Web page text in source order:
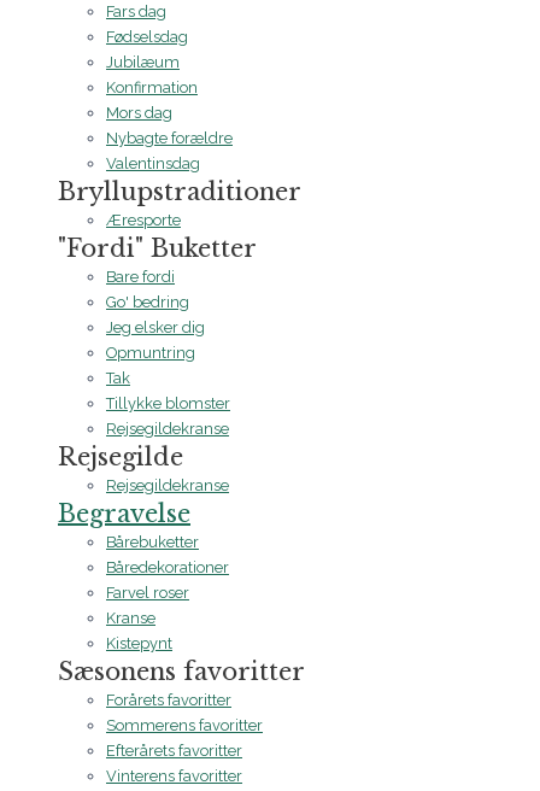
Fars dag
Fødselsdag
Jubilæum
Konfirmation
Mors dag
Nybagte forældre
Valentinsdag
Bryllupstraditioner
Æresporte
"Fordi" Buketter
Bare fordi
Go' bedring
Jeg elsker dig
Opmuntring
Tak
Tillykke blomster
Rejsegildekranse
Rejsegilde
Rejsegildekranse
Begravelse
Bårebuketter
Båredekorationer
Farvel roser
Kranse
Kistepynt
Sæsonens favoritter
Forårets favoritter
Sommerens favoritter
Efterårets favoritter
Vinterens favoritter